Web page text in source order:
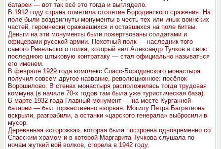
батареи — вот так всё это тогда и выглядело.
В 1912 году страна отметила столетие Бородинского сражения. На
поле были воздвигнуты монументы в честь тех или иных воинских
частей, героически сражавшихся и оставшихся на поле битвы.
Деньги на эти монументы были пожертвованы солдатами и
офицерами русской армии. Пехотный полк — наследник того
самого Ревельского полка, который вёл Александр Тучков в свою
последнюю штыковую контратаку — стал официально называться
его именем.
В феврале 1929 года комплекс Спасо-Бородинского монастыря
получил совсем другое название, революционное: посёлок
Ворошилово. В стенах монастыря расположилась тогда трудовая
коммуна (в начале 70-х годов там была уже туристическая база).
В марте 1932 года Главный монумент — на месте Курганной
батареи — был торжественно взорван. Могилу Петра Багратиона
вскрыли, разграбили, а останки «царского генерала» выбросили в
мусор.
Деревянная «сторожка», которая была построена одновременно со
Спасским храмом и в которой Маргарита Тучкова слушала по
ночам жуткий вой волков, сгорела в 1942 году.